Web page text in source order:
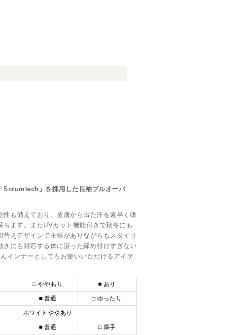
Scrumtech」を採用した長袖プルオーバ
も備えており、皮膚から出た汗を素早く吸
ます。またUVカット機能付きで秋冬にも
えデザインで主張がありながらもスタイリ
にも対応する体に沿った締め付けすぎない
インナーとしてもお使いいただけるアイテ
□ ややあり ■ あり
■ 普通 □ ゆったり
ホワイトややあり
■ 普通 □ 厚手